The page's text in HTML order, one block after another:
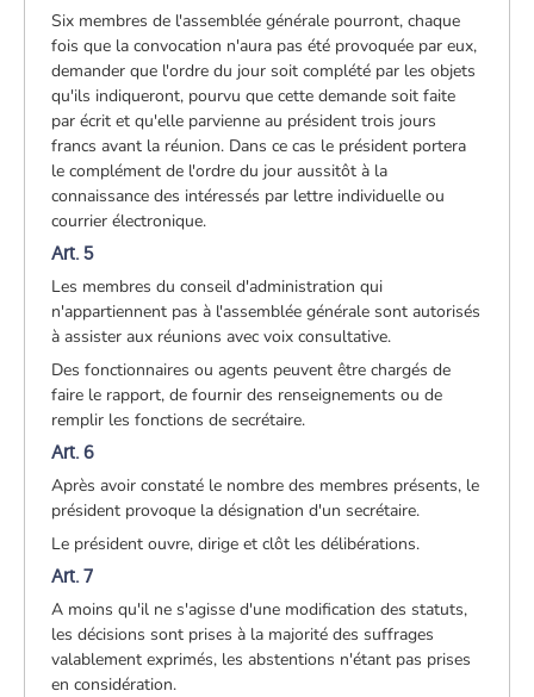
Six membres de l'assemblée générale pourront, chaque
fois que la convocation n'aura pas été provoquée par eux,
demander que l'ordre du jour soit complété par les objets
qu'ils indiqueront, pourvu que cette demande soit faite
par écrit et qu'elle parvienne au président trois jours
francs avant la réunion. Dans ce cas le président portera
le complément de l'ordre du jour aussitôt à la
connaissance des intéressés par lettre individuelle ou
courrier électronique.
Art. 5
Les membres du conseil d'administration qui
n'appartiennent pas à l'assemblée générale sont autorisés
à assister aux réunions avec voix consultative.
Des fonctionnaires ou agents peuvent être chargés de
faire le rapport, de fournir des renseignements ou de
remplir les fonctions de secrétaire.
Art. 6
Après avoir constaté le nombre des membres présents, le
président provoque la désignation d'un secrétaire.
Le président ouvre, dirige et clôt les délibérations.
Art. 7
A moins qu'il ne s'agisse d'une modification des statuts,
les décisions sont prises à la majorité des suffrages
valablement exprimés, les abstentions n'étant pas prises
en considération.